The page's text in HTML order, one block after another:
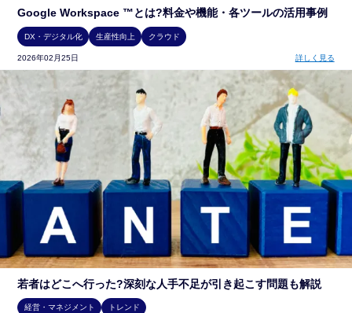
Google Workspace ™とは?料金や機能・各ツールの活用事例
DX・デジタル化 生産性向上 クラウド
2026年02月25日 詳しく見る
若者はどこへ行った?深刻な人手不足が引き起こす問題も解説
経営・マネジメント トレンド